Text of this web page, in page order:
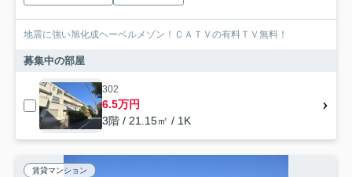
地震に強い旭化成ヘーベルメゾン！ＣＡＴＶの有料ＴＶ無料！
募集中の部屋
302
6.5万円
3階 / 21.15㎡ / 1K
賃貸マンション